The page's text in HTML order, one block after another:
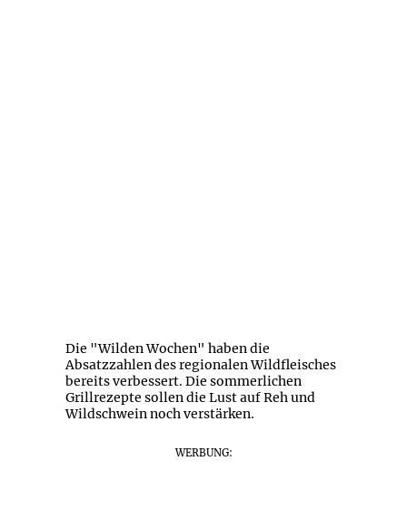
Die "Wilden Wochen" haben die
Absatzzahlen des regionalen Wildfleisches
bereits verbessert. Die sommerlichen
Grillrezepte sollen die Lust auf Reh und
Wildschwein noch verstärken.
WERBUNG: